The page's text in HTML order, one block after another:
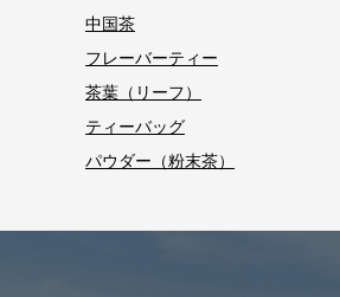
中国茶
フレーバーティー
茶葉（リーフ）
ティーバッグ
パウダー（粉末茶）